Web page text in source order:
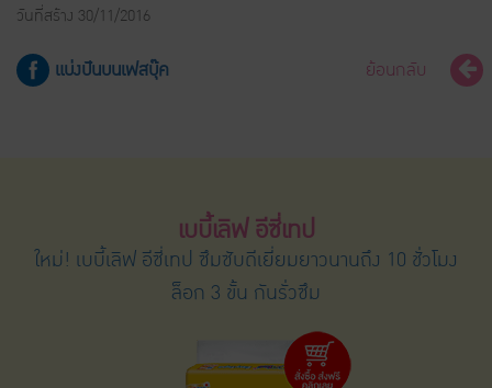
วันที่สร้าง 30/11/2016
แบ่งปันบนเฟสบุ๊ค ย้อนกลับ
เบบี้เลิฟ อีซี่เทป
ใหม่! เบบี้เลิฟ อีซี่เทป ซึมซับดีเยี่ยมยาวนานถึง 10 ชั่วโมง
ล็อก 3 ขั้น กันรั่วซึม